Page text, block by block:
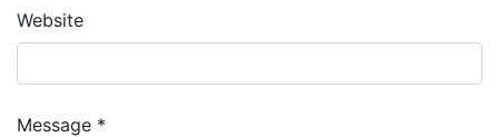
Website
Message *